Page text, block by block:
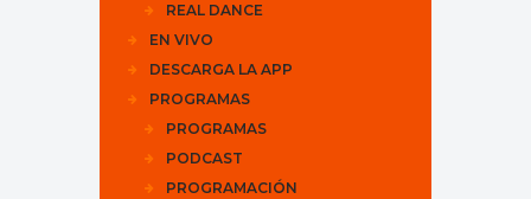
REAL DANCE
EN VIVO
DESCARGA LA APP
PROGRAMAS
PROGRAMAS
PODCAST
PROGRAMACIÓN